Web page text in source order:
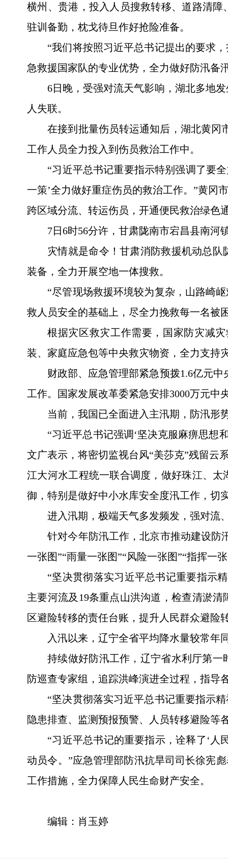
横州、贵港，投入人员搜救转移、道路清
驻训备勤，枕戈待旦作好抢险准备。
“我们将按照习近平总书记提出的要求
急救援国家队的专业优势，全力做好防汛备
6日晚，受强对流天气影响，湖北多地
人失联。
在接到批量伤员转运通知后，湖北黄冈
工作人员全力投入到伤员救治工作中。
“习近平总书记重要指示特别强调了要
一策’全力做好重症伤员的救治工作。”黄冈
跨区域分流、转运伤员，开通便民救治绿色
7日6时56分许，甘肃陇南市宕昌县南河
灾情就是命令！甘肃消防救援机动总
装备，全力开展空地一体搜救。
“尽管现场救援环境较为复杂，山路崎
救人员安全的基础上，尽全力挽救每一名被
根据灾区救灾工作需要，国家防灾减
装、家庭应急包等中央救灾物资，全力支持
财政部、应急管理部紧急预拨1.6亿元
工作。国家发展改革委紧急安排3000万元
当前，我国已全面进入主汛期，防汛形
“习近平总书记强调‘坚决克服麻痹思想
文广表示，将密切监视台风“美莎克”残留云
江大河水工程统一联合调度，做好珠江、
御，特别是做好中小水库安全度汛工作，切
进入汛期，极端天气多发频发，强对流
针对今年防汛工作，北京市推动建设防
一张图”“雨量一张图”“风险一张图”“指挥一
“坚决贯彻落实习近平总书记重要指示
主要河流及19条重点山洪沟道，检查清淤
区避险转移的责任台账，提升人民群众避险
入汛以来，辽宁全省平均降水量较常年
持续做好防汛工作，辽宁省水利厅第
防巡查专家组，追踪洪峰演进全过程，指导
“坚决贯彻落实习近平总书记重要指示
隐患排查、监测预报预警、人员转移避险等
“习近平总书记的重要指示，诠释了‘
动员令。”应急管理部防汛抗旱司司长徐宪
工作措施，全力保障人民生命财产安全。
编辑：肖玉婷